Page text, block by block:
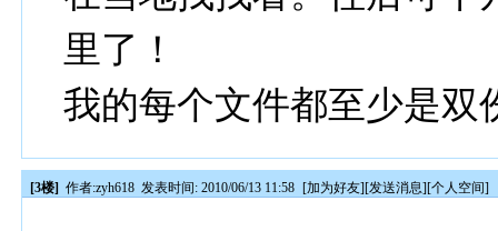
里了！
我的每个文件都至少是双
[3楼] 作者:zyh618 发表时间: 2010/06/13 11:58 [加为好友][发送消息][个人空间]